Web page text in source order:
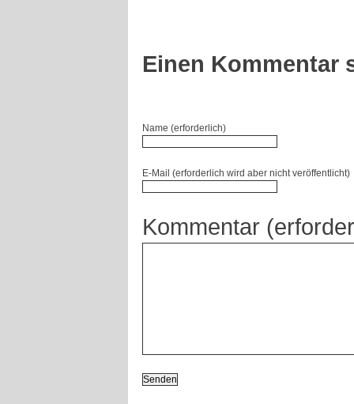
Einen Kommentar
Name (erforderlich)
E-Mail (erforderlich wird aber nicht veröffentlicht)
Kommentar